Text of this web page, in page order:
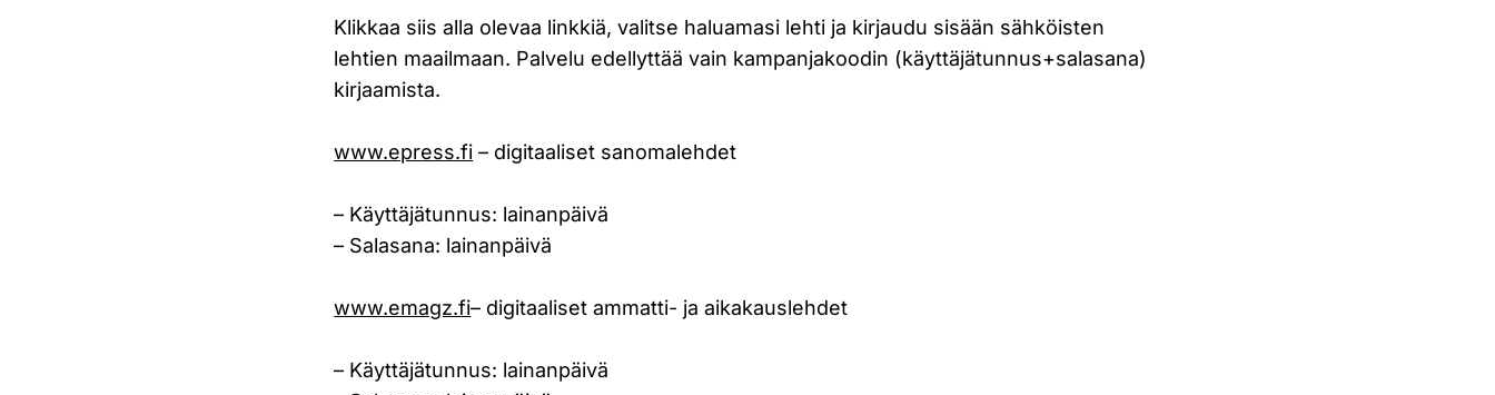
Klikkaa siis alla olevaa linkkiä, valitse haluamasi lehti ja kirjaudu sisään sähköisten
lehtien maailmaan. Palvelu edellyttää vain kampanjakoodin (käyttäjätunnus+salasana)
kirjaamista.
www.epress.fi – digitaaliset sanomalehdet
– Käyttäjätunnus: lainanpäivä
– Salasana: lainanpäivä
www.emagz.fi– digitaaliset ammatti- ja aikakauslehdet
– Käyttäjätunnus: lainanpäivä